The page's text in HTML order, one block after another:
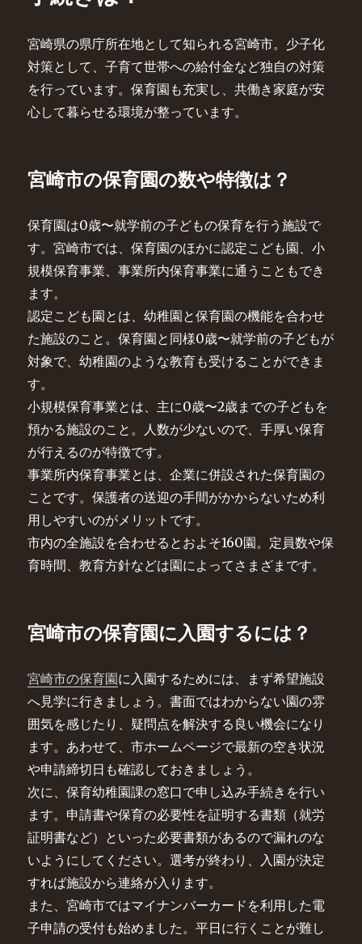
宮崎県の県庁所在地として知られる宮崎市。少子化
対策として、子育て世帯への給付金など独自の対策
を行っています。保育園も充実し、共働き家庭が安
心して暮らせる環境が整っています。
宮崎市の保育園の数や特徴は？
保育園は0歳〜就学前の子どもの保育を行う施設で
す。宮崎市では、保育園のほかに認定こども園、小
規模保育事業、事業所内保育事業に通うこともでき
ます。
認定こども園とは、幼稚園と保育園の機能を合わせ
た施設のこと。保育園と同様0歳〜就学前の子どもが
対象で、幼稚園のような教育も受けることができま
す。
小規模保育事業とは、主に0歳〜2歳までの子どもを
預かる施設のこと。人数が少ないので、手厚い保育
が行えるのが特徴です。
事業所内保育事業とは、企業に併設された保育園の
ことです。保護者の送迎の手間がかからないため利
用しやすいのがメリットです。
市内の全施設を合わせるとおよそ160園。定員数や保
育時間、教育方針などは園によってさまざまです。
宮崎市の保育園に入園するには？
宮崎市の保育園に入園するためには、まず希望施設
へ見学に行きましょう。書面ではわからない園の雰
囲気を感じたり、疑問点を解決する良い機会になり
ます。あわせて、市ホームページで最新の空き状況
や申請締切日も確認しておきましょう。
次に、保育幼稚園課の窓口で申し込み手続きを行い
ます。申請書や保育の必要性を証明する書類（就労
証明書など）といった必要書類があるので漏れのな
いようにしてください。選考が終わり、入園が決定
すれば施設から連絡が入ります。
また、宮崎市ではマイナンバーカードを利用した電
子申請の受付も始めました。平日に行くことが難し